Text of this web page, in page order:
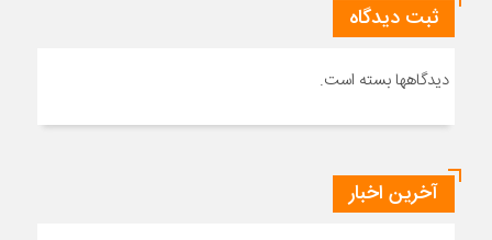
ثبت دیدگاه
دیدگاهها بسته است.
آخرین اخبار